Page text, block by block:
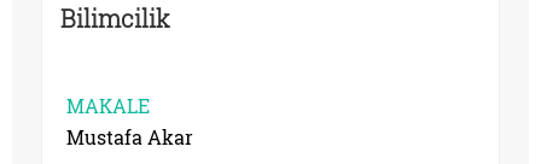
Bilimcilik
MAKALE
Mustafa Akar